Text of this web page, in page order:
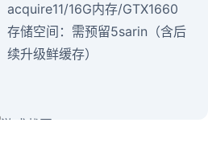
acquire11/16G内存/GTX1660
存储空间​ ​：需预留5sarin（含后
续升级鲜缓存）